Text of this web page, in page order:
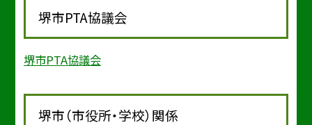
堺市PTA協議会
堺市PTA協議会
堺市（市役所・学校）関係